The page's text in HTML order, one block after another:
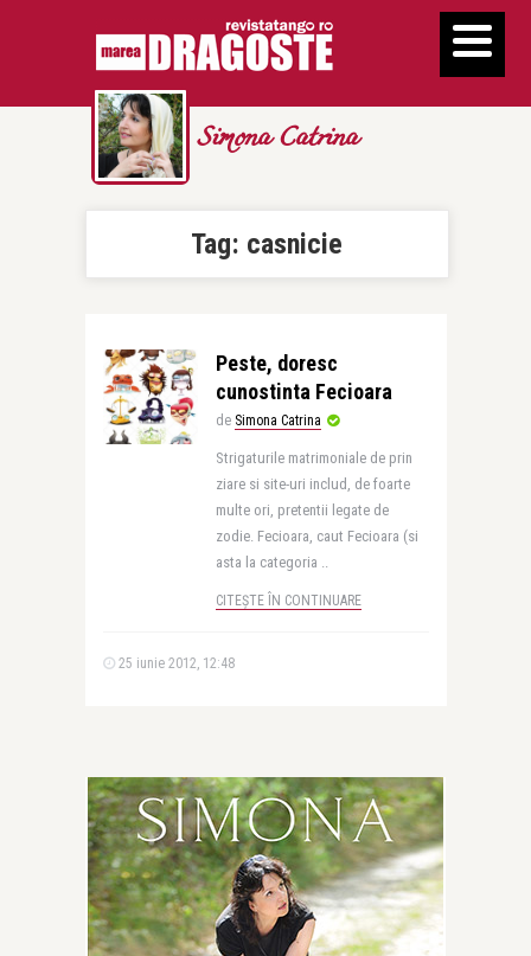
Simona Catrina
Tag: casnicie
Peste, doresc
cunostinta Fecioara
de Simona Catrina
Strigaturile matrimoniale de prin
ziare si site-uri includ, de foarte
multe ori, pretentii legate de
zodie. Fecioara, caut Fecioara (si
asta la categoria ..
CITEȘTE ÎN CONTINUARE
25 iunie 2012, 12:48